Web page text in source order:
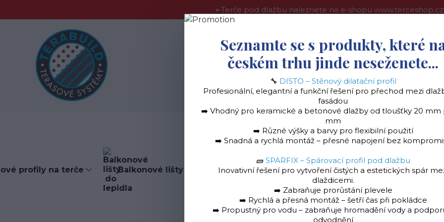
➢Terče pod dlažbu naleznete na e-shopu
Hledat
profily na terče Balkonové lišty do lepidla Stěnový dilatační profil "DISTO"
Seznamte se s produkty, které
českém trhu jinde neseženete...
🔧 DISTO – Stěnový dilatační profil
Profesionální, elegantní a funkční řešení pro přechod mezi
fasádou
➡️ Vhodný pro keramické a betonové dlažby od tloušťky 20 mm
mm
➡️ Různé výšky a barvy pro flexibilní použití
➡️ Snadná a rychlá montáž – přesné napojení bez
🧱 SPARFIX – Spárovací profil pod dlažbu
Inovativní řešení pro vytvoření čistých a estetických spár
dlaždicemi.
➡️ Zabraňuje prorůstání plevele
➡️ Rychlá a přesná montáž – šetří čas při pokládce
➡️ Propustný pro vodu – zabraňuje hromadění vody a
odvodnění